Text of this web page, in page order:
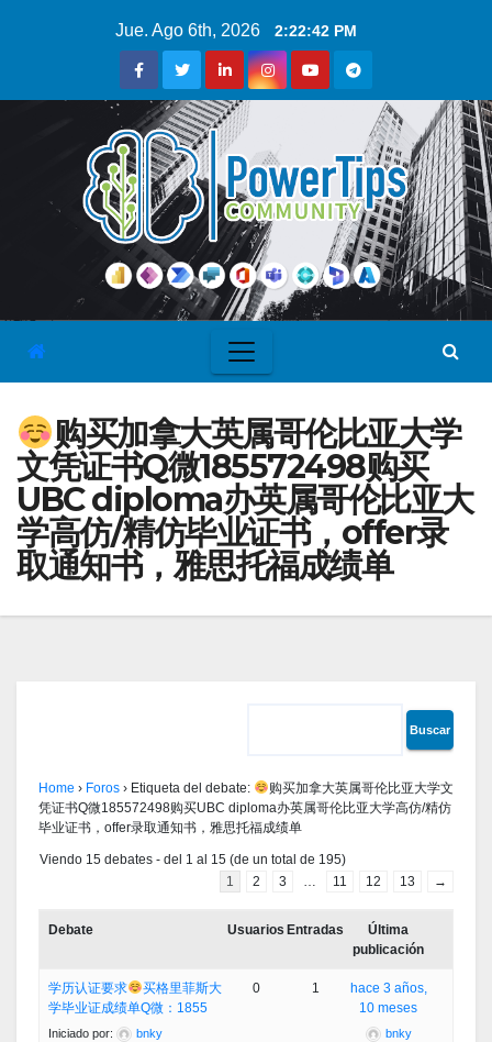
Jue. Ago 6th, 2026 2:22:43 PM
购买加拿大英属哥伦比亚大学
文凭证书Q微185572498购买
UBC diploma办英属哥伦比亚大
学高仿/精仿毕业证书，offer录
取通知书，雅思托福成绩单
Home › Foros › Etiqueta del debate:
购买加拿大英属哥伦比亚大学文
凭证书Q微185572498购买UBC diploma办英属哥伦比亚大学高仿/精仿
毕业证书，offer录取通知书，雅思托福成绩单
Viendo 15 debates - del 1 al 15 (de un total de 195)
1
2 3 … 11 12 13 →
Debate Usuarios Entradas
Última
publicación
学历认证要求
买格里菲斯大
学毕业证成绩单Q微：1855
Iniciado por:
bnky
0 1
hace 3 años,
10 meses
bnky